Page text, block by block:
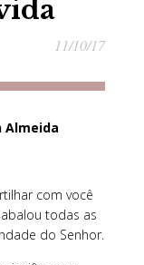
11/10/17
com você
todas as
do Senhor.